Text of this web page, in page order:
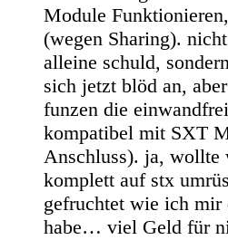
Module
(wegen Sharing).
alleine schuld,
sich jetzt blöd an,
funzen die
kompatibel mit SXT
Anschluss). ja, wollte
komplett auf stx
gefruchtet wie ich mir
habe… viel Geld für